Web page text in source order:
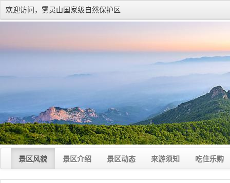
欢迎访问，雾灵山国家级自然保护区
景区风貌 景区介绍 景区动态 来游须知 吃住乐购